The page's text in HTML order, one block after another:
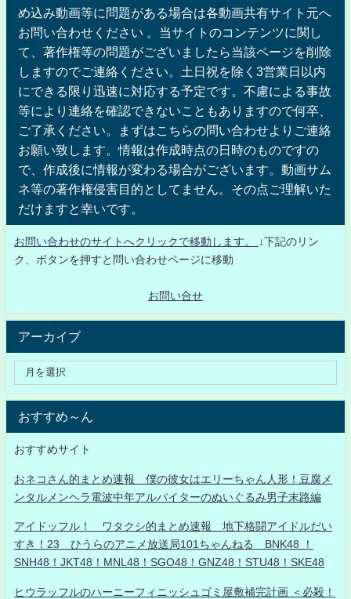
め込み動画等に問題がある場合は各動画共有サイト元へ
お問い合わせください 。当サイトのコンテンツに関し
て、著作権等の問題がございましたら当該ページを削除
しますのでご連絡ください。土日祝を除く3営業日以内
にできる限り迅速に対応する予定です。不慮による事故
等により連絡を確認できないこともありますので何卒、
ご了承ください。まずはこちらの問い合わせよりご連絡
お願い致します。情報は作成時点の日時のものですの
で、作成後に情報が変わる場合がございます。動画サム
ネ等の著作権侵害目的としてません。その点ご理解いた
だけますと幸いです。
お問い合わせのサイトへクリックで移動します。
↓下記のリン
ク、ボタンを押すと問い合わせページに移動
お問い合せ
アーカイブ
おすすめ～ん
おすすめサイト
おネコさん的まとめ速報 僕の彼女はエリーちゃん人形！豆腐メ
ンタルメンヘラ電波中年アルバイターのぬいぐるみ男子末路編
アイドッフル！ ワタクシ的まとめ速報 地下格闘アイドルだい
すき！23 ひうらのアニメ放送局101ちゃんねる BNK48 ！
SNH48！JKT48！MNL48！SGO48！GNZ48！STU48！SKE48
ヒウラッフルのハーニーフィニッシュゴミ屋敷補完計画 ＜必殺！